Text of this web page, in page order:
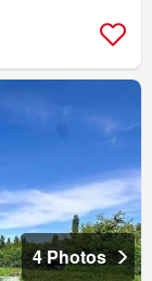
4 Photos